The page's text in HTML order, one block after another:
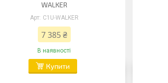
WALKER
C1U-WALKER
7 385 ₴
В наявності
Купити